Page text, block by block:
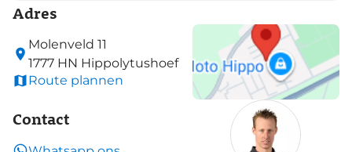
Adres
Molenveld 11
1777 HN Hippolytushoef
Route plannen
Contact